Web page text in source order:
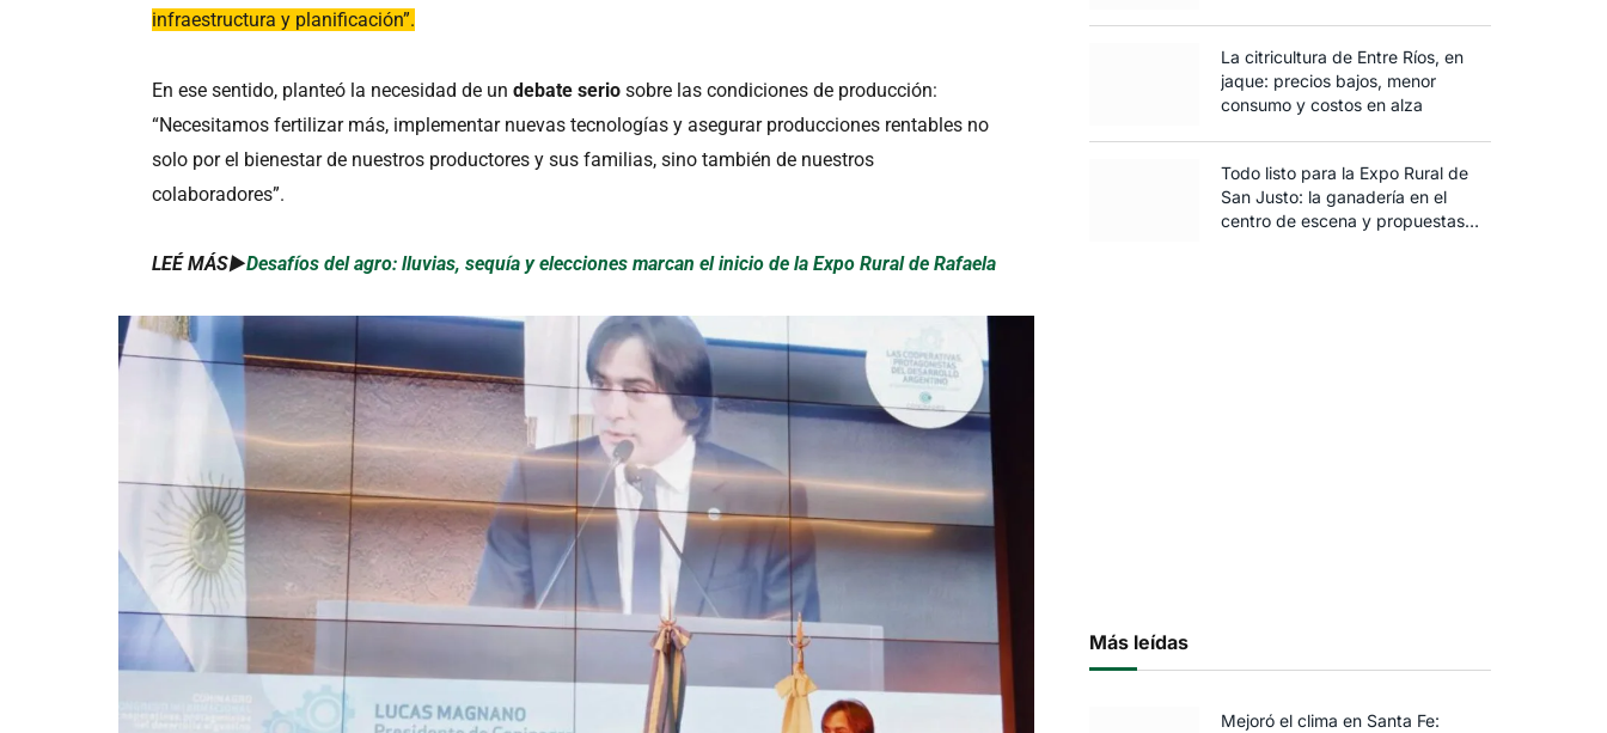
infraestructura y planificación”.
En ese sentido, planteó la necesidad de undebate serio sobre las condiciones de producción:
“Necesitamos fertilizar más, implementar nuevas tecnologías y asegurar producciones rentables no
solo por el bienestar de nuestros productores y sus familias, sino también de nuestros
colaboradores”.
LEÉ MÁS►Desafíos del agro: lluvias, sequía y elecciones marcan el inicio de la Expo Rural de Rafaela
La citricultura de Entre Ríos, en
jaque: precios bajos, menor
consumo y costos en alza
Todo listo para la Expo Rural de
San Justo: la ganadería en el
centro de escena y propuestas
Más leídas
Mejoró el clima en Santa Fe: